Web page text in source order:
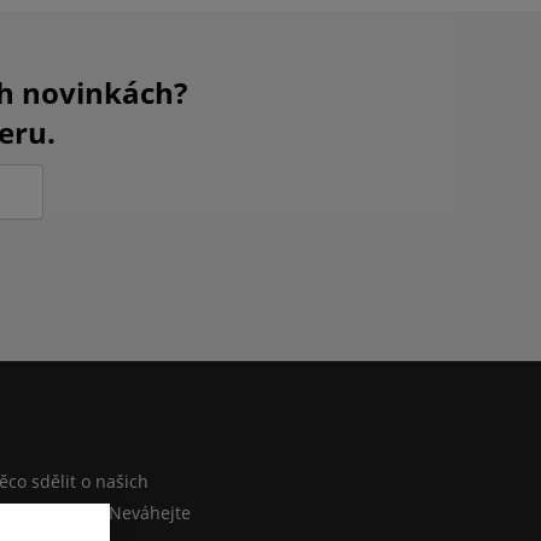
novinkách?
sdělit o našich
e-shopu? Neváhejte